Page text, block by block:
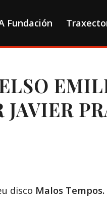
Fundación
disco Malos Tempos.